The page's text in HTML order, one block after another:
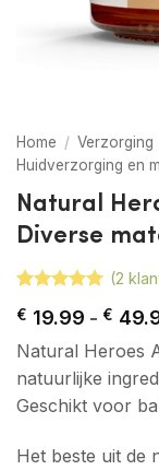
Home / Verzorging
Huidverzorging en
Natural
Diverse
5op 5
opklant
waarderingen
(2
€ 19.99 - €
Natural Heroes
natuurlijke
Geschikt voor
Het beste uit de